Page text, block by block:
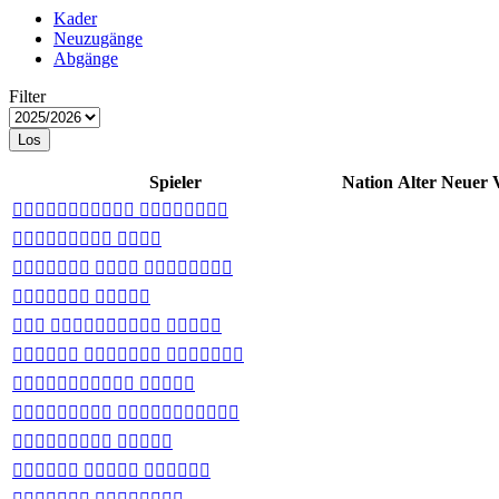
Kader
Neuzugänge
Abgänge
Filter
Los
Spieler Nation Alter Neuer
 
 
  
 
  
  
 
 
 
  